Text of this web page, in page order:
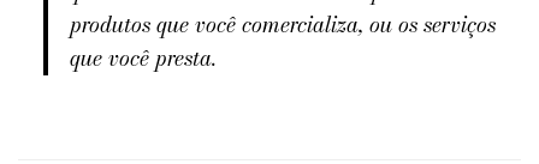
produtos que você comercializa, ou os serviços
que você presta.